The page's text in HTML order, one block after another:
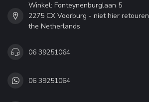
Winkel: Fonteynenburglaan 5
2275 CX Voorburg - niet hier retouren
the Netherlands
06 39251064
06 39251064